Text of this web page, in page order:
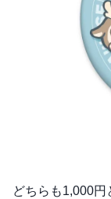
どちらも1,000